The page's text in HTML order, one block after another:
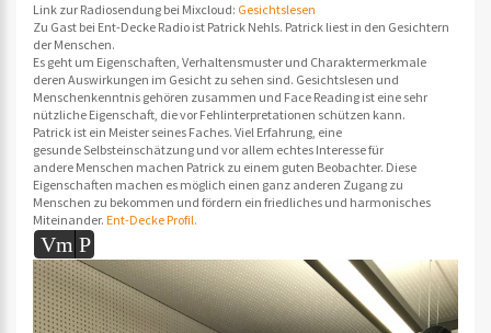
Link zur Radiosendung bei Mixcloud: Gesichtslesen
Zu Gast bei Ent-Decke Radio ist Patrick Nehls. Patrick liest in den Gesichtern
der Menschen.
Es geht um Eigenschaften, Verhaltensmuster und Charaktermerkmale
deren Auswirkungen im Gesicht zu sehen sind. Gesichtslesen und
Menschenkenntnis gehören zusammen und Face Reading ist eine sehr
nützliche Eigenschaft, die vor Fehlinterpretationen schützen kann.
Patrick ist ein Meister seines Faches. Viel Erfahrung, eine
gesunde Selbsteinschätzung und vor allem echtes Interesse für
andere Menschen machen Patrick zu einem guten Beobachter. Diese
Eigenschaften machen es möglich einen ganz anderen Zugang zu
Menschen zu bekommen und fördern ein friedliches und harmonisches
Miteinander. Ent-Decke Profil.
Vm P